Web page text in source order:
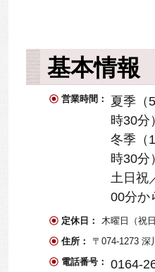
基本情報
営業時間：
夏季（
時30分
冬季（
時30分
土日祝
00分か
定休日：
木曜日（祝
住所：
〒074-1273 深
電話番号：
0164-